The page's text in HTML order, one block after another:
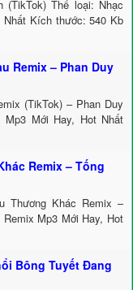
(TikTok) Thể loại: Nhạc
Nhất Kích thước: 540 Kb
Remix – Phan Duy
(TikTok) – Phan Duy
Mp3 Mới Hay, Hot Nhất
Remix – Tống
Thương Khác Remix –
Mp3 Mới Hay, Hot
Bông Tuyết Đang